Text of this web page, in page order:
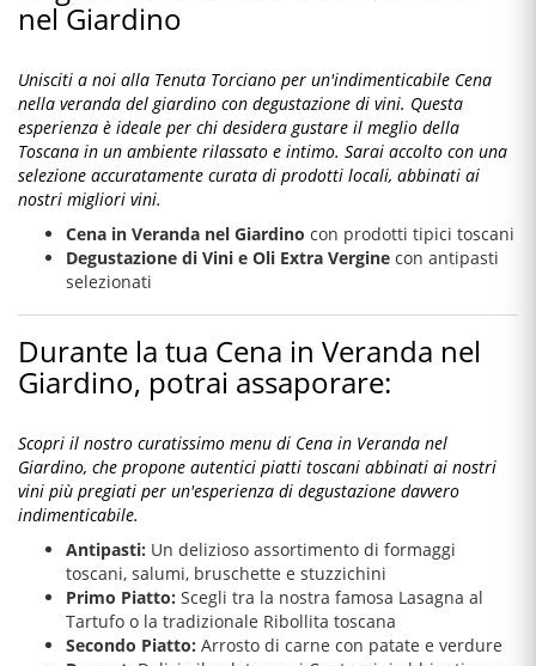
nel Giardino
Unisciti a noi alla Tenuta Torciano per un'indimenticabile Cena
nella veranda del giardino con degustazione di vini. Questa
esperienza è ideale per chi desidera gustare il meglio della
Toscana in un ambiente rilassato e intimo. Sarai accolto con una
selezione accuratamente curata di prodotti locali, abbinati ai
nostri migliori vini.
Cena in Veranda nel Giardino con prodotti tipici toscani
Degustazione di Vini e Oli Extra Vergine con antipasti
selezionati
Durante la tua Cena in Veranda nel
Giardino, potrai assaporare:
Scopri il nostro curatissimo menu di Cena in Veranda nel
Giardino, che propone autentici piatti toscani abbinati ai nostri
vini più pregiati per un'esperienza di degustazione davvero
indimenticabile.
Antipasti: Un delizioso assortimento di formaggi
toscani, salumi, bruschette e stuzzichini
Primo Piatto: Scegli tra la nostra famosa Lasagna al
Tartufo o la tradizionale Ribollita toscana
Secondo Piatto: Arrosto di carne con patate e verdure